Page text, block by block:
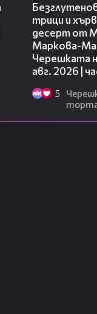
трици и
десерт от
Маркова-
Черешката
авг. 2026 |
5